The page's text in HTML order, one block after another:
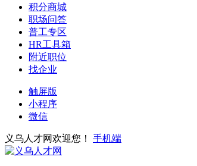
积分商城
职场问答
普工专区
HR工具箱
附近职位
找企业
触屏版
小程序
微信
义乌人才网欢迎您！ 手机端